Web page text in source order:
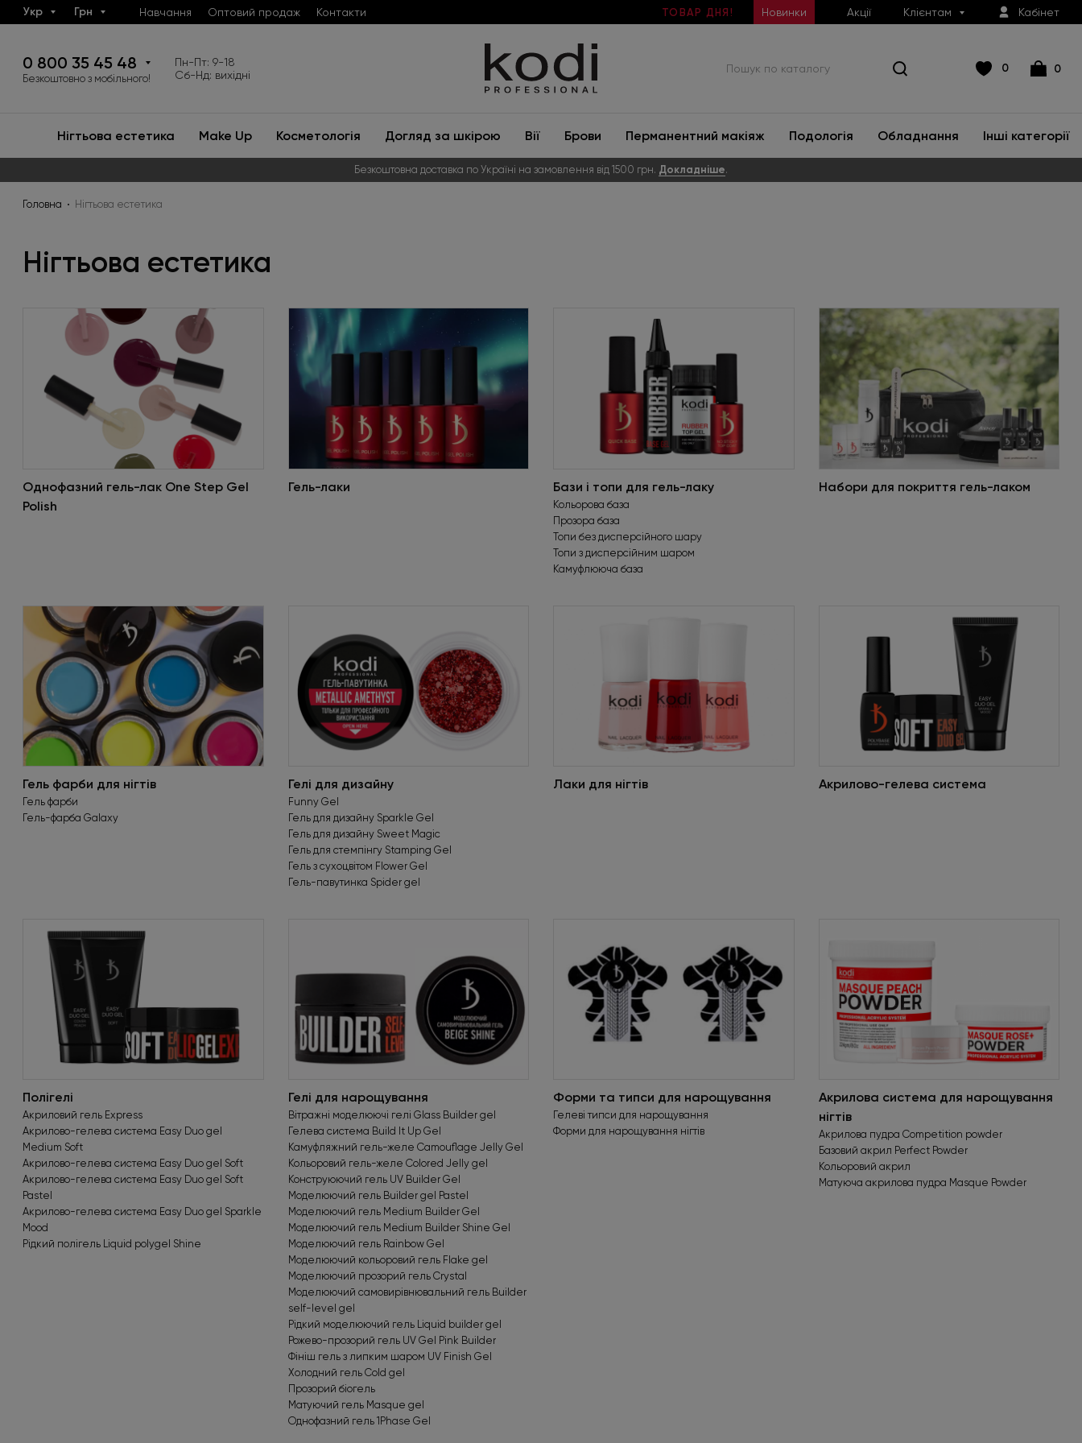
Укр Грн Навчання Оптовий продаж Контакти ТОВАР ДНЯ! Новинки Акції Клієнтам Кабінет
0 800 35 45 48
Безкоштовно з мобільного!
Пн-Пт: 9-18
Сб-Нд: вихідні
0 0
Нігтьова естетика Make Up Косметологія Догляд за шкірою Вії Брови Перманентний макіяж Подологія Обладнання Інші категорії
Безкоштовна доставка по Україні на замовлення від 1500 грн. Докладніше.
Головна Нігтьова естетика
Нігтьова естетика
Однофазний гель-лак One Step Gel
Polish
Гель-лаки Бази і топи для гель-лаку
Кольорова база
Прозора база
Топи без дисперсійного шару
Топи з дисперсійним шаром
Камуфлююча база
Набори для покриття гель-лаком
Гель фарби для нігтів
Гель фарби
Гель-фарба Galaxy
Гелі для дизайну
Funny Gel
Гель для дизайну Sparkle Gel
Гель для дизайну Sweet Magic
Гель для стемпінгу Stamping Gel
Гель з сухоцвітом Flower Gel
Гель-павутинка Spider gel
Лаки для нігтів Акрилово-гелева система
Полігелі
Акриловий гель Express
Акрилово-гелева система Easy Duo gel
Medium Soft
Акрилово-гелева система Easy Duo gel Soft
Акрилово-гелева система Easy Duo gel Soft
Pastel
Акрилово-гелева система Easy Duo gel Sparkle
Mood
Рідкий полігель Liquid polygel Shine
Гелі для нарощування
Вітражні моделюючі гелі Glass Builder gel
Гелева система Build It Up Gel
Камуфляжний гель-желе Camouflage Jelly Gel
Кольоровий гель-желе Colored Jelly gel
Конструюючий гель UV Builder Gel
Моделюючий гель Builder gel Pastel
Моделюючий гель Medium Builder Gel
Моделюючий гель Medium Builder Shine Gel
Моделюючий гель Rainbow Gel
Моделюючий кольоровий гель Flake gel
Моделюючий прозорий гель Crystal
Моделюючий самовирівнювальний гель Builder
self-level gel
Рідкий моделюючий гель Liquid builder gel
Рожево-прозорий гель UV Gel Pink Builder
Фініш гель з липким шаром UV Finish Gel
Холодний гель Cold gel
Прозорий біогель
Матуючий гель Masque gel
Однофазний гель 1Phase Gel
Форми та типси для нарощування
Гелеві типси для нарощування
Форми для нарощування нігтів
Акрилова система для нарощування
нігтів
Акрилова пудра Competition powder
Базовий акрил Perfect Powder
Кольоровий акрил
Матуюча акрилова пудра Masque Powder